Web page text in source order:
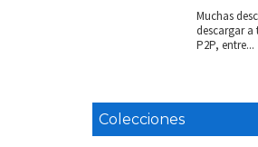
Muchas
descargar a
P2P, entre...
Colecciones